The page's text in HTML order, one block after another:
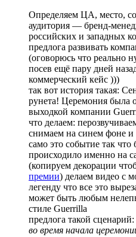
Определяем ЦА, место,
аудитория — бренд-
российских и западных
предлога развивать
(оговорюсь что реально
посев ещё пару дней
коммерческий кейс )))
так вот история такая:
рунета! Церемония была
выходкой компании
что делаем:
снимаем на синем фоне
само это событие так
происходило именно на
(копируем декорации
премии) делаем видео с
легенду что все это
может быть любым
стиле Guerrilla
предлога такой сценарий:
во время начала